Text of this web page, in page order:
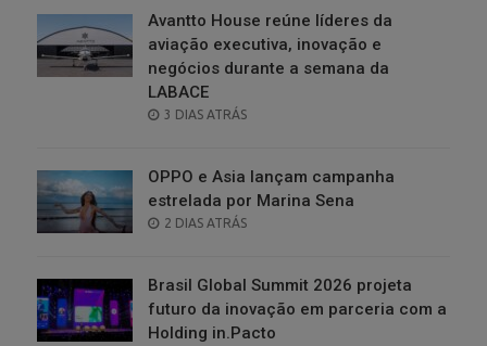
Avantto House reúne líderes da
aviação executiva, inovação e
negócios durante a semana da
LABACE
POSTED
3 DIAS ATRÁS
OPPO e Asia lançam campanha
estrelada por Marina Sena
POSTED
2 DIAS ATRÁS
Brasil Global Summit 2026 projeta
futuro da inovação em parceria com a
Holding in.Pacto